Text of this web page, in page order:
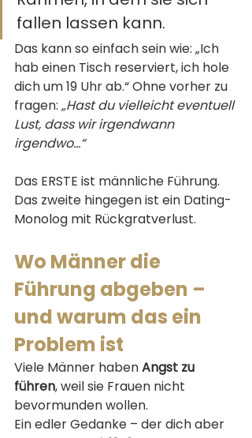
fallen lassen kann.
Das kann so einfach sein wie: „Ich
hab einen Tisch reserviert, ich hole
dich um 19 Uhr ab.“ Ohne vorher zu
fragen: „Hast du vielleicht eventuell
Lust, dass wir irgendwann
irgendwo…“
Das ERSTE ist männliche Führung.
Das zweite hingegen ist ein Dating-
Monolog mit Rückgratverlust.
Wo Männer die
Führung abgeben –
und warum das ein
Problem ist
Viele Männer haben Angst zu
führen, weil sie Frauen nicht
bevormunden wollen.
Ein edler Gedanke – der dich aber